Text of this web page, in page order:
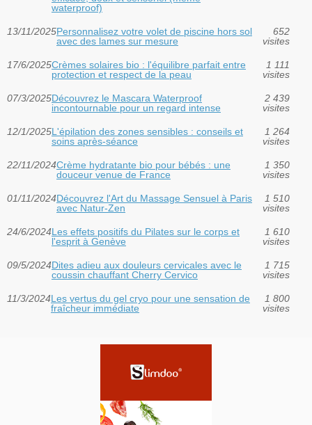
waterproof)
13/11/2025Personnalisez votre volet de piscine hors sol
avec des lames sur mesure
652
visites
17/6/2025Crèmes solaires bio : l'équilibre parfait entre
protection et respect de la peau
1 111
visites
07/3/2025Découvrez le Mascara Waterproof
incontournable pour un regard intense
2 439
visites
12/1/2025L'épilation des zones sensibles : conseils et
soins après-séance
1 264
visites
22/11/2024Crème hydratante bio pour bébés : une
douceur venue de France
1 350
visites
01/11/2024Découvrez l'Art du Massage Sensuel à Paris
avec Natur-Zen
1 510
visites
24/6/2024Les effets positifs du Pilates sur le corps et
l'esprit à Genève
1 610
visites
09/5/2024Dites adieu aux douleurs cervicales avec le
coussin chauffant Cherry Cervico
1 715
visites
11/3/2024Les vertus du gel cryo pour une sensation de
fraîcheur immédiate
1 800
visites